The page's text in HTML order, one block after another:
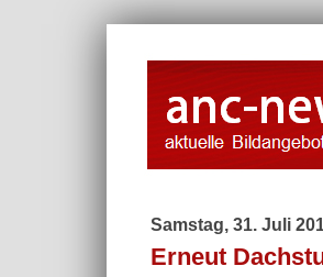
Samstag, 31. Juli
Erneut